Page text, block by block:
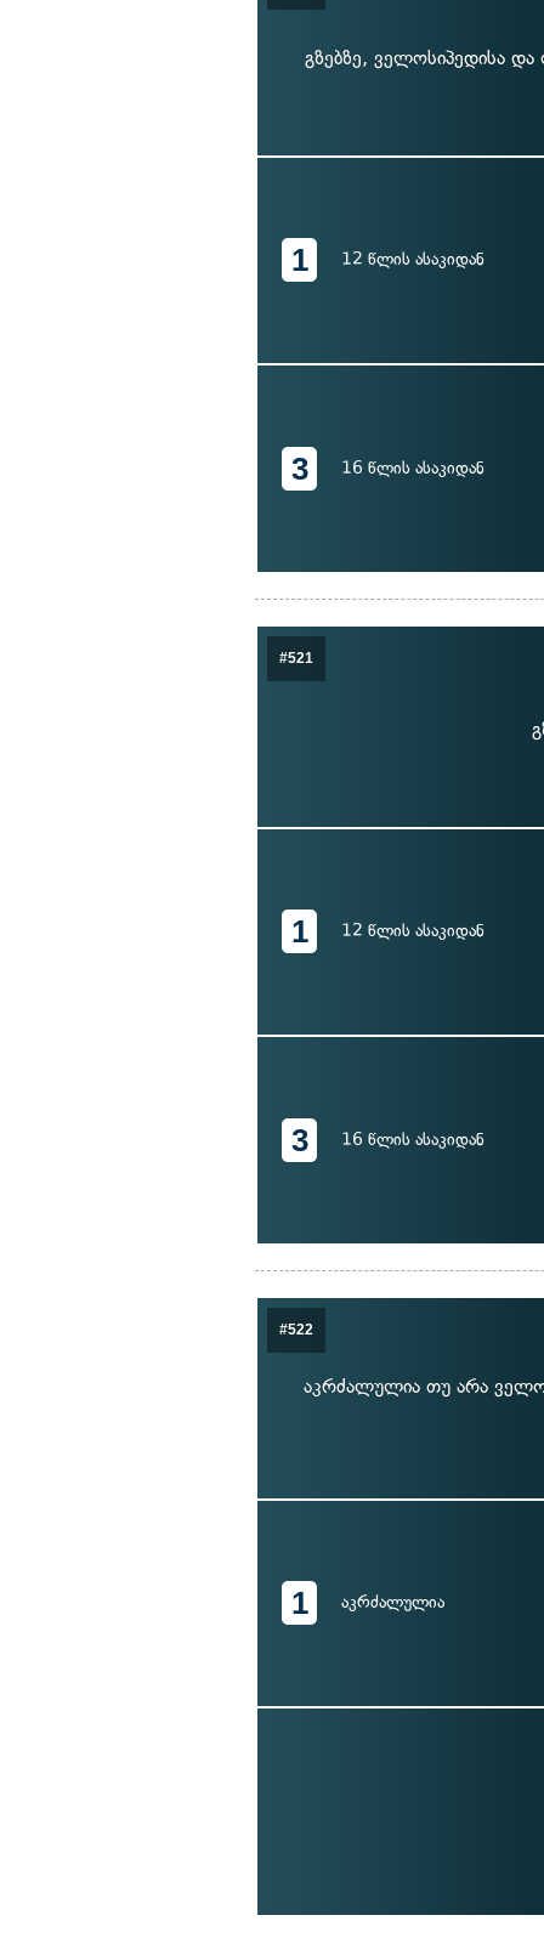
გზებზე, ველოსიპედისა
1 12 წლის ასაკიდან
3 16 წლის ასაკიდან
#521
1 12 წლის ასაკიდან
3 16 წლის ასაკიდან
#522
აკრძალულია თუ არა
1 აკრძალულია